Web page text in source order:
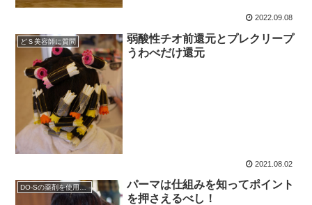
2022.09.08
どＳ美容師に質問
弱酸性チオ前還元とプレクリープ
うわべだけ還元
2021.08.02
DO-Sの薬剤を使用したい
パーマは仕組みを知ってポイント
を押さえるべし！